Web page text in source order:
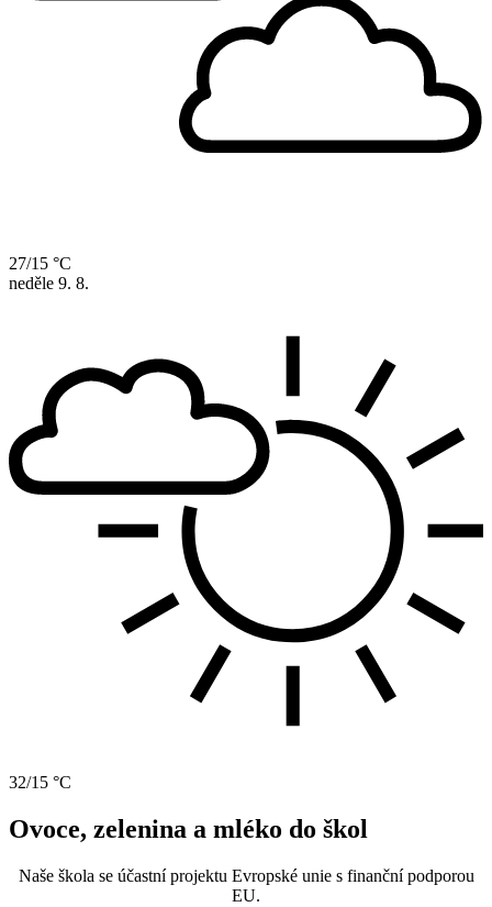
27/15 °C
neděle 9. 8.
32/15 °C
Ovoce, zelenina a mléko do škol
Naše škola se účastní projektu Evropské unie s finanční podporou
EU.